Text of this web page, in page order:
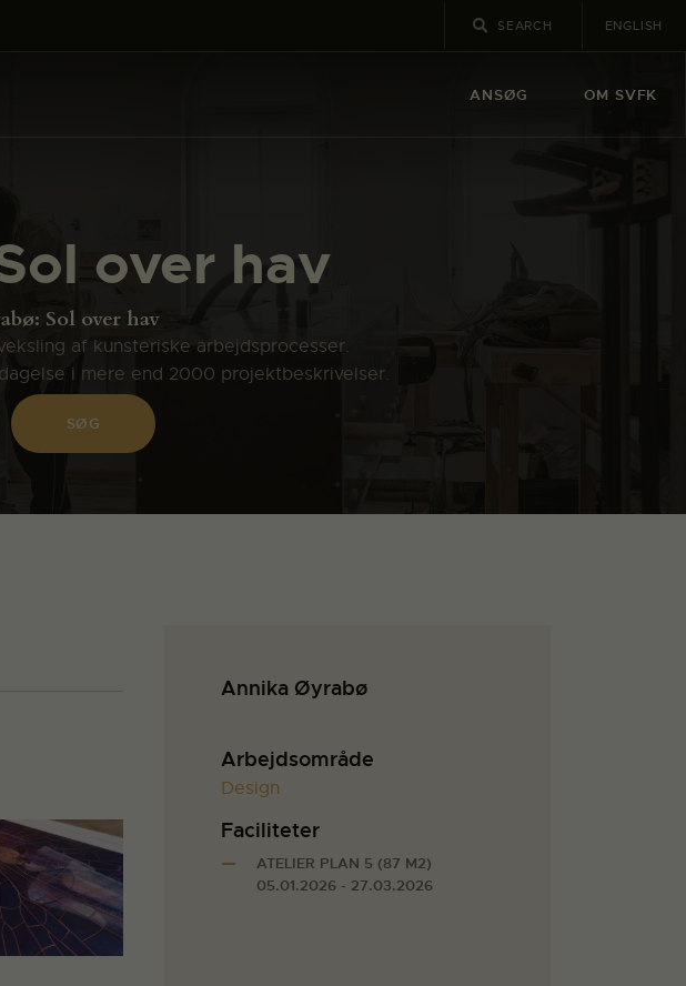
ENGLISH
ANSØG OM SVFK
over hav
Sol over hav
af kunsteriske arbejdsprocesser.
i mere end 2000 projektbeskrivelser.
Annika Øyrabø
Arbejdsområde
Design
Faciliteter
ATELIER PLAN 5 (87 M2)
05.01.2026 - 27.03.2026